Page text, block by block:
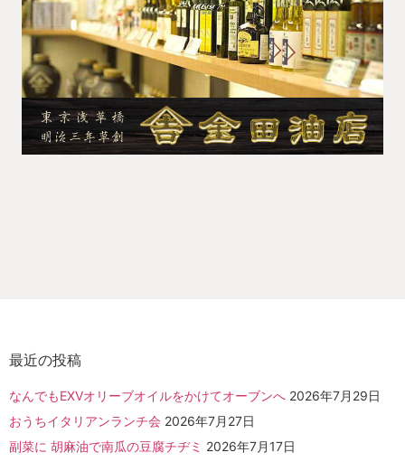
最近の投稿
なんでもEXVオリーブオイルをかけてオーブンへ 2026年7月29日
おうちイタリアンランチ会 2026年7月27日
副菜に 胡麻油で南瓜の豆腐チヂミ 2026年7月17日